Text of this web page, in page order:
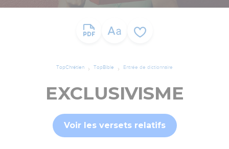
TopChrétien TopBible Entrée de dictionnaire
EXCLUSIVISME
Voir les versets relatifs